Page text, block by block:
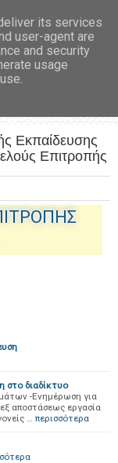
Εκπαίδευσης
Επιτροπής
στο διαδίκτυο
-Ενημέρωση για
αποστάσεως εργασία
… περισσότερα
its services
user-agent are
and security
usage